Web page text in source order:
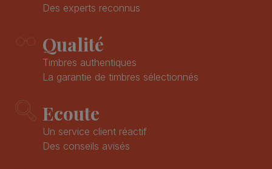
Des experts reconnus
Qualité
Timbres authentiques
La garantie de timbres sélectionnés
Ecoute
Un service client réactif
Des conseils avisés